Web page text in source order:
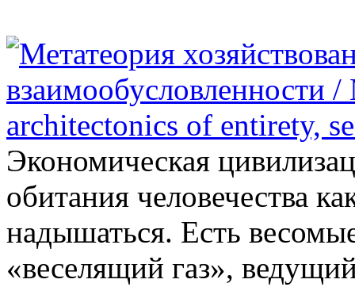
Метатеория
взаимообусловленности
architectonics of entirety,
Экономическая
обитания человечества
надышаться. Есть
«веселящий газ»,